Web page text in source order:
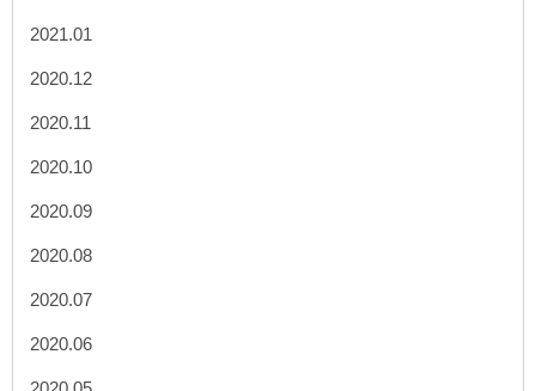
2021.01
2020.12
2020.11
2020.10
2020.09
2020.08
2020.07
2020.06